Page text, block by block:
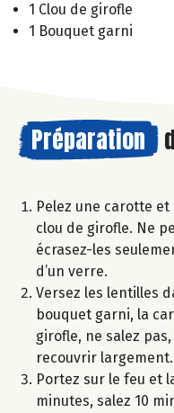
1 Clou de girofle
1 Bouquet garni
Préparation
Pelez une carotte
clou de girofle. Ne
écrasez-les
d’un verre.
Versez les lentilles
bouquet garni, la
girofle, ne salez
recouvrir largement.
Portez sur le feu et
minutes, salez 10